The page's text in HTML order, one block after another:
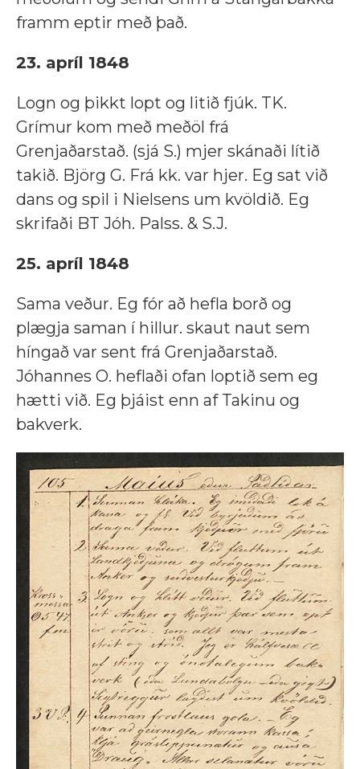
framm eptir með það.
23. apríl 1848
Logn og þikkt lopt og litið fjúk. TK.
Grímur kom með meðöl frá
Grenjaðarstað. (sjá S.) mjer skánaði lítið
takið. Björg G. Frá kk. var hjer. Eg sat við
dans og spil i Nielsens um kvöldið. Eg
skrifaði BT Jóh. Palss. & S.J.
25. apríl 1848
Sama veður. Eg fór að hefla borð og
plægja saman í hillur. skaut naut sem
híngað var sent frá Grenjaðarstað.
Jóhannes O. heflaði ofan loptið sem eg
hætti við. Eg þjáist enn af Takinu og
bakverk.